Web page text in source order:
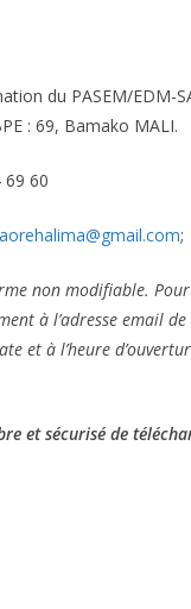
du PASEM/EDM-
: 69, Bamako MALI.
69 60
;
non modifiable.
à l’adresse email
et à l’heure
et sécurisé de